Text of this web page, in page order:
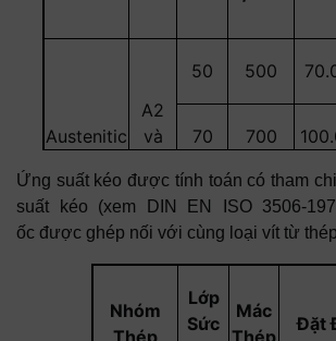
Austenitic
A2
và
50 500
70 700
80 800
Ứng suất kéo được tính toán có tham
suất kéo (xem DIN EN ISO 3506-
ốc được ghép nối với cùng loại vít từ
Nhóm
Lớp
Sức
Mác
Đặt